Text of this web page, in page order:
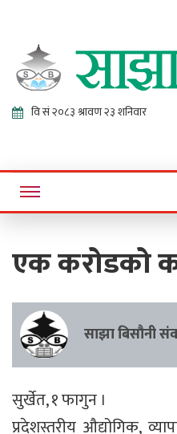
Online News Portal
एक करोडको
साझा बिसौनी
सुर्खेत, १ फागुन ।
प्रदेशस्तरीय औद्योगिक,